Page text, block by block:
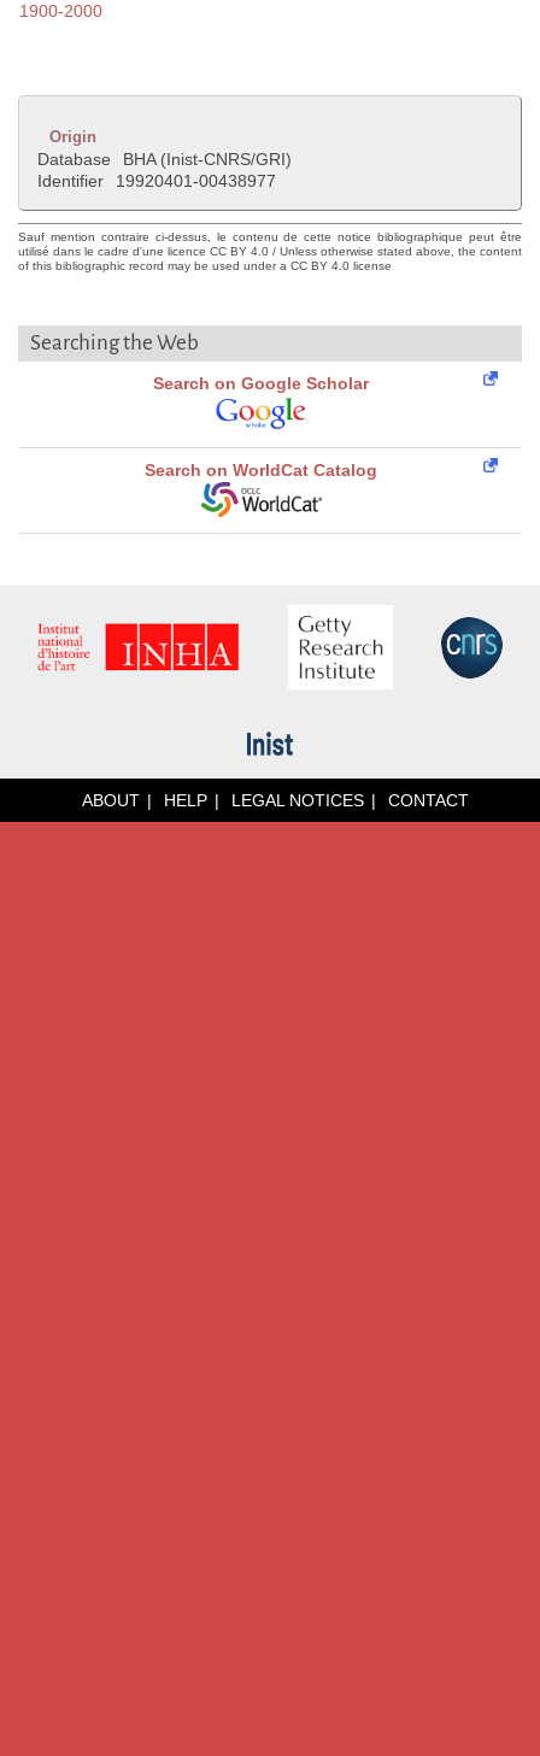
1900-2000
Origin
Database
BHA (Inist-CNRS/GRI)
Identifier
19920401-00438977
Sauf mention contraire ci-dessus, le contenu de cette notice bibliographique peut être
utilisé dans le cadre d'une licence CC BY 4.0 / Unless otherwise stated above, the content
of this bibliographic record may be used under a CC BY 4.0 license
Searching the Web
Search on Google Scholar
Search on WorldCat Catalog
ABOUT HELP LEGAL NOTICES CONTACT